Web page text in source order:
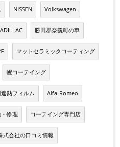
NISSEN Volkswagen
勝田郡奈義町の車
マットセラミックコーティング
幌コーテイング
熱フィルム Alfa-Romeo
修理 コーテイング専門店
式会社の口コミ情報